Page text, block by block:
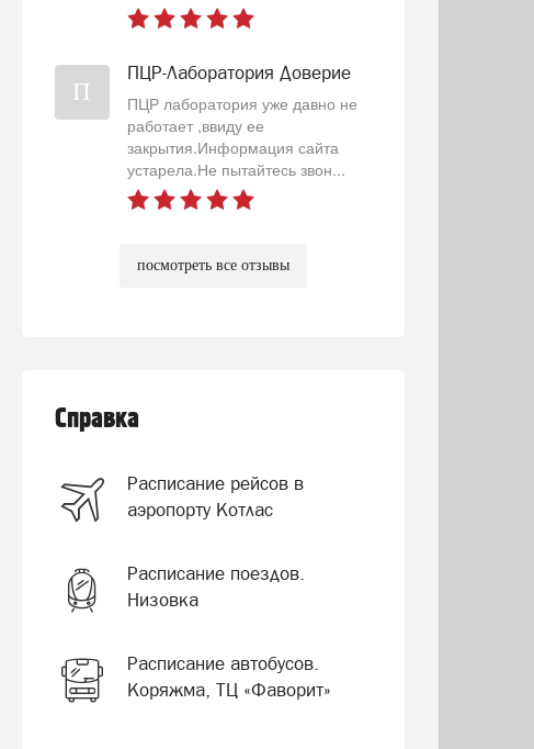
П
ПЦР-Лаборатория Доверие
ПЦР лаборатория уже давно не
работает ,ввиду ее
закрытия.Информация сайта
устарела.Не пытайтесь звон...
посмотреть все отзывы
Справка
Расписание рейсов в
аэропорту Котлас
Расписание поездов.
Низовка
Расписание автобусов.
Коряжма, ТЦ «Фаворит»